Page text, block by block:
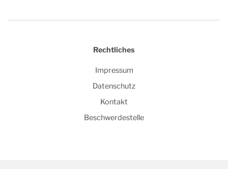
Rechtliches
Impressum
Datenschutz
Kontakt
Beschwerdestelle